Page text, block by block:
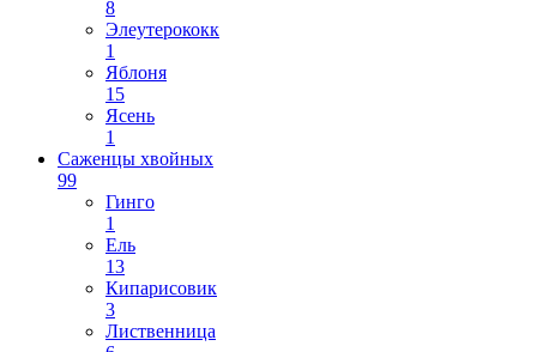
8
Элеутерококк
1
Яблоня
15
Ясень
1
Саженцы хвойных
99
Гинго
1
Ель
13
Кипарисовик
3
Лиственница